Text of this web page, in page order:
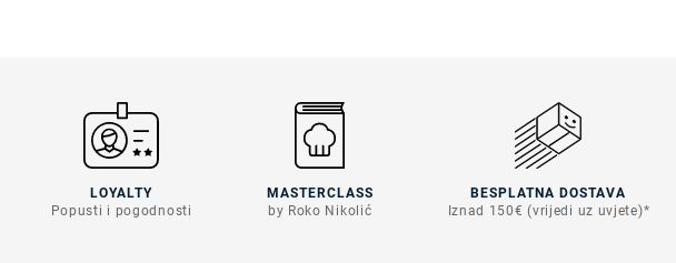
LOYALTY
Popusti i pogodnosti
MASTERCLASS
by Roko Nikolić
BESPLATNA DOSTAVA
Iznad 150€ (vrijedi uz uvjete)*